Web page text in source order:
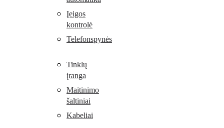
Įeigos
kontrolė
Telefonspynės
Tinklų
įranga
Maitinimo
šaltiniai
Kabeliai